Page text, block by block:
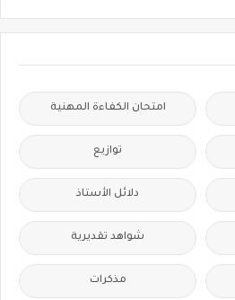
امتحان الكفاءة المهنية
توازيع
دلائل الأستاذ
شواهد تقديرية
مذكرات